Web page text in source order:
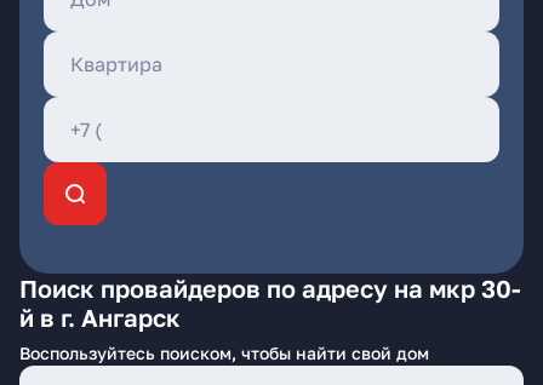
Поиск провайдеров по адресу на мкр 30-
й в г. Ангарск
Воспользуйтесь поиском, чтобы найти свой дом